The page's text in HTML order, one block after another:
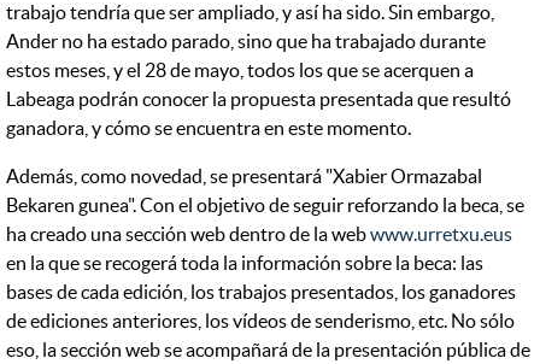
trabajo tendría que ser ampliado, y así ha sido. Sin embargo,
Ander no ha estado parado, sino que ha trabajado durante
estos meses, y el 28 de mayo, todos los que se acerquen a
Labeaga podrán conocer la propuesta presentada que resultó
ganadora, y cómo se encuentra en este momento.
Además, como novedad, se presentará "Xabier Ormazabal
Bekaren gunea". Con el objetivo de seguir reforzando la beca, se
ha creado una sección web dentro de la webwww.urretxu.eus
en la que se recogerá toda la información sobre la beca: las
bases de cada edición, los trabajos presentados, los ganadores
de ediciones anteriores, los vídeos de senderismo, etc. No sólo
eso, la sección web se acompañará de la presentación pública de